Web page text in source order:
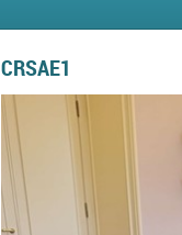
CRSAE1